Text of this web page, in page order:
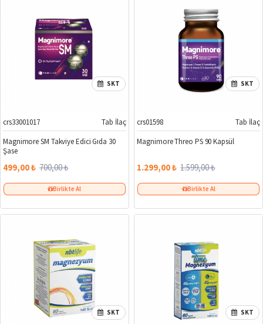
%29
SKT
crs33001017
Tab İlaç
Magnimore SM Takviye Edici Gıda 30
Şase
499,00 ₺ 700,00 ₺
Birlikte Al
%19
SKT
crs01598
Tab İlaç
Magnimore Threo PS 90 Kapsül
1.299,00 ₺ 1.599,00 ₺
Birlikte Al
SKT SKT